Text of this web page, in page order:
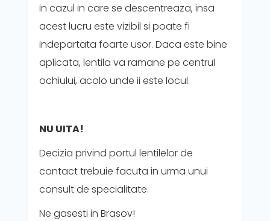
in cazul in care se descentreaza, insa
acest lucru este vizibil si poate fi
indepartata foarte usor. Daca este bine
aplicata, lentila va ramane pe centrul
ochiului, acolo unde ii este locul.
NU UITA!
Decizia privind portul lentilelor de
contact trebuie facuta in urma unui
consult de specialitate.
Ne gasesti in Brasov!